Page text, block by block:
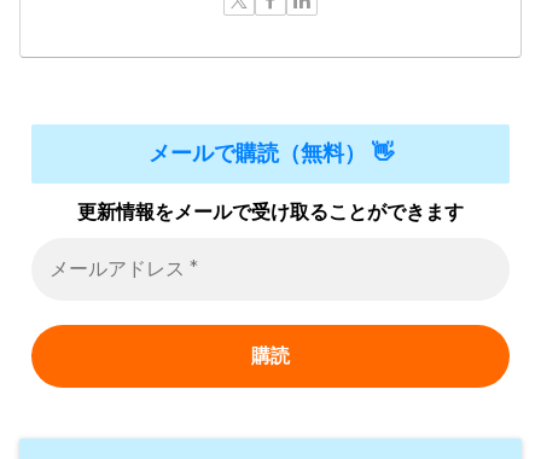
メールで購読（無料） 👋
更新情報をメールで受け取ることができます